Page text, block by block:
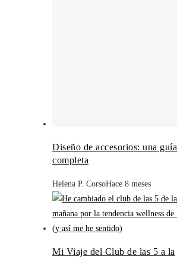
Diseño de accesorios: una guía
completa
Helena P. CorsoHace 8 meses
Mi Viaje del Club de las 5 a la